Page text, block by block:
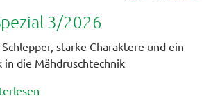
3/2026
starke Charaktere und ein
in die Mähdruschtechnik